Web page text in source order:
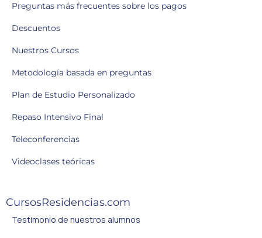
Preguntas más frecuentes sobre los pagos
Descuentos
Nuestros Cursos
Metodología basada en preguntas
Plan de Estudio Personalizado
Repaso Intensivo Final
Teleconferencias
Videoclases teóricas
CursosResidencias.com
Testimonio de nuestros alumnos